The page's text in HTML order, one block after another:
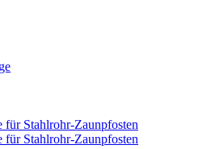
für Stahlrohr-Zaunpfosten
für Stahlrohr-Zaunpfosten